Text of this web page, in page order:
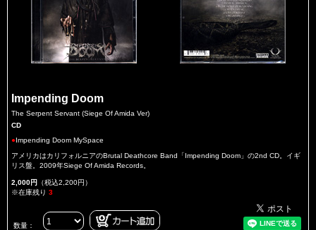
Impending Doom
The Serpent Servant (Siege Of Amida Ver)
CD
●Impending Doom MySpace
アメリカはカリフォルニアのBrutal Deathcore Band「Impending Doom」の2nd CD。イギ
リス盤。2009年Siege Of Amida Records。
2,000円 （税込2,200円）
※在庫残り 3
数量：